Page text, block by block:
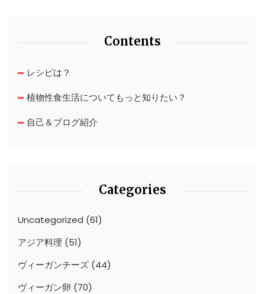
Contents
レシピは？
植物性食生活についてもっと知りたい？
自己＆ブログ紹介
Categories
Uncategorized (61)
アジア料理 (51)
ヴィーガンチーズ (44)
ヴィーガン卵 (70)